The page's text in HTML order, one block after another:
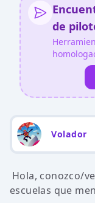
de
Volador
Hola, conozco/
escuelas que